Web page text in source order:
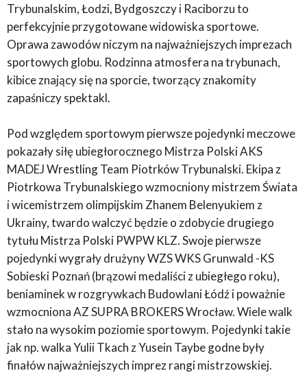
Trybunalskim, Łodzi, Bydgoszczy i Raciborzu to
perfekcyjnie przygotowane widowiska sportowe.
Oprawa zawodów niczym na najważniejszych imprezach
sportowych globu. Rodzinna atmosfera na trybunach,
kibice znający się na sporcie, tworzący znakomity
zapaśniczy spektakl.
Pod względem sportowym pierwsze pojedynki meczowe
pokazały siłę ubiegłorocznego Mistrza Polski AKS
MADEJ Wrestling Team Piotrków Trybunalski. Ekipa z
Piotrkowa Trybunalskiego wzmocniony mistrzem Świata
i wicemistrzem olimpijskim Zhanem Belenyukiem z
Ukrainy, twardo walczyć będzie o zdobycie drugiego
tytułu Mistrza Polski PWPW KLZ. Swoje pierwsze
pojedynki wygrały drużyny WZS WKS Grunwald -KS
Sobieski Poznań (brązowi medaliści z ubiegłego roku),
beniaminek w rozgrywkach Budowlani Łódź i poważnie
wzmocniona AZ SUPRA BROKERS Wrocław. Wiele walk
stało na wysokim poziomie sportowym. Pojedynki takie
jak np. walka Yulii Tkach z Yusein Taybe godne były
finałów najważniejszych imprez rangi mistrzowskiej.